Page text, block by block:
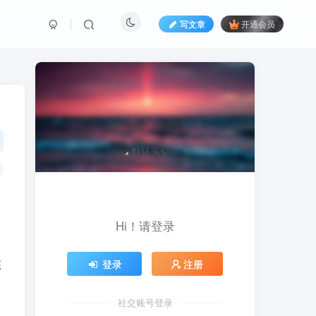
写文章 开通会员
Hi！请登录
登录 注册
社交账号登录